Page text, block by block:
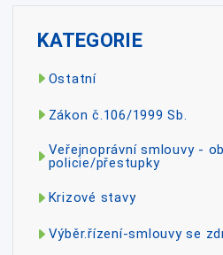
KATEGORIE
Ostatní
Zákon č.106/1999 Sb.
Veřejnoprávní smlouvy -
policie/přestupky
Krizové stavy
Výběr.řízení-smlouvy se